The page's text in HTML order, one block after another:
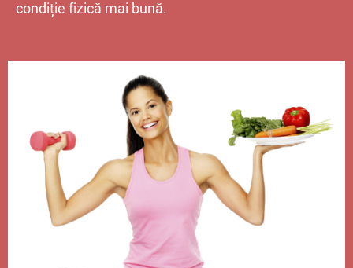
condiție fizică mai bună.